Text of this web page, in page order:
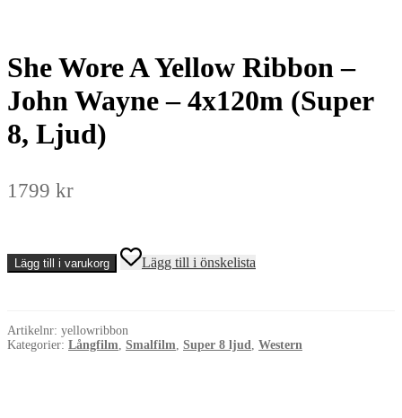
She Wore A Yellow Ribbon –
John Wayne – 4x120m (Super
8, Ljud)
1799 kr
She
Wore
-
John
Lägg till i varukorg Lägg till i önskelista
Artikelnr: yellowribbon
Kategorier: Långfilm Smalfilm Super 8 ljud Western